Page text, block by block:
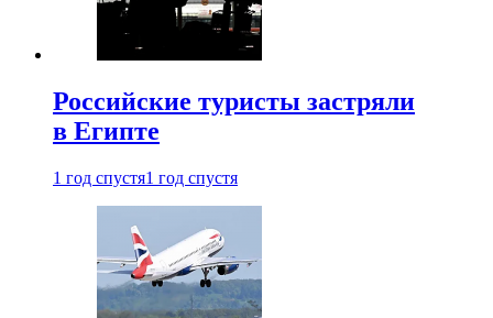
Российские туристы застряли
в Египте
1 год спустя1 год спустя